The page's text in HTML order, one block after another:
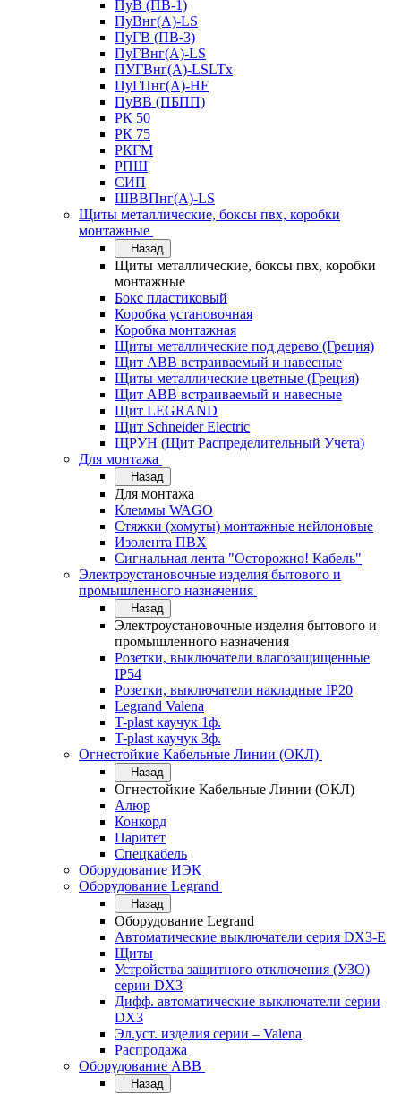
ПуВ (ПВ-1)
ПуВнг(А)-LS
ПуГВ (ПВ-3)
ПуГВнг(А)-LS
ПУГВнг(А)-LSLTx
ПуГПнг(А)-HF
ПуВВ (ПБПП)
РК 50
РК 75
РКГМ
РПШ
СИП
ШВВПнг(А)-LS
Щиты металлические, боксы пвх, коробки
монтажные
Назад
Щиты металлические, боксы пвх, коробки
монтажные
Бокс пластиковый
Коробка установочная
Коробка монтажная
Щиты металлические под дерево (Греция)
Щит ABB встраиваемый и навесные
Щиты металлические цветные (Греция)
Щит ABB встраиваемый и навесные
Щит LEGRAND
Щит Schneider Electric
ЩРУН (Щит Распределительный Учета)
Для монтажа
Назад
Для монтажа
Клеммы WAGO
Стяжки (хомуты) монтажные нейлоновые
Изолента ПВХ
Сигнальная лента "Осторожно! Кабель"
Электроустановочные изделия бытового и
промышленного назначения
Назад
Электроустановочные изделия бытового и
промышленного назначения
Розетки, выключатели влагозащищенные
IP54
Розетки, выключатели накладные IP20
Legrand Valena
T-plast каучук 1ф.
T-plast каучук 3ф.
Огнестойкие Кабельные Линии (ОКЛ)
Назад
Огнестойкие Кабельные Линии (ОКЛ)
Алюр
Конкорд
Паритет
Спецкабель
Оборудование ИЭК
Оборудование Legrand
Назад
Оборудование Legrand
Автоматические выключатели серия DX3-E
Щиты
Устройства защитного отключения (УЗО)
серии DX3
Дифф. автоматические выключатели серии
DX3
Эл.уст. изделия серии – Valena
Распродажа
Оборудование АВВ
Назад